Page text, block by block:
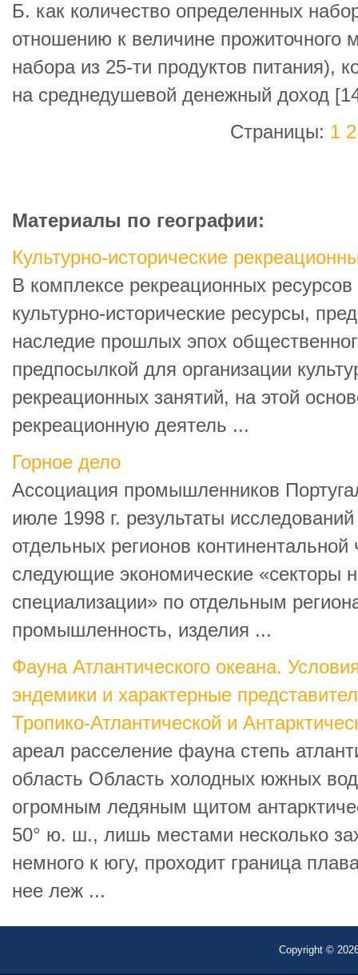
Б. как количество определенных
отношению к величине прожиточного
набора из 25-ти продуктов питания),
на среднедушевой денежный доход
Страницы: 1 2
Материалы по географии:
Культурно-исторические
В комплексе рекреационных
культурно-исторические ресурсы,
наследие прошлых эпох
предпосылкой для организации
рекреационных занятий, на этой
рекреационную деятель ...
Горное дело
Ассоциация промышленников
июле 1998 г. результаты
отдельных регионов
следующие экономические «секторы
специализации» по отдельным
промышленность, изделия ...
Фауна Атлантического океана.
эндемики и характерные
Тропико-Атлантической и
ареал расселение фауна степь
область Область холодных южных
огромным ледяным щитом
50° ю. ш., лишь местами несколько
немного к югу, проходит граница
нее леж ...
Copyright ©